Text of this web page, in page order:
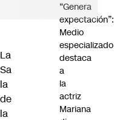
La
Sa
la
de
la
“Genera
expectación”:
Medio
especializado
destaca
a
la
actriz
Mariana